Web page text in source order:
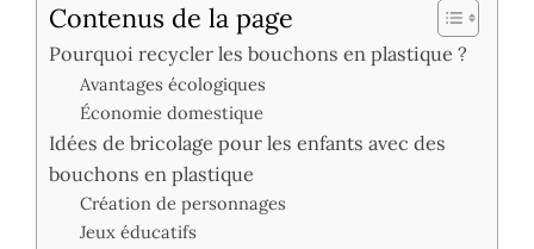
Contenus de la page
Pourquoi recycler les bouchons en plastique ?
Avantages écologiques
Économie domestique
Idées de bricolage pour les enfants avec des
bouchons en plastique
Création de personnages
Jeux éducatifs